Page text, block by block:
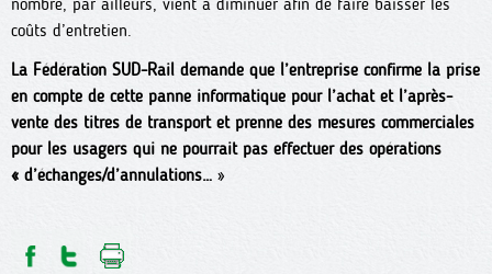
coûts d’entretien.
La Fédération SUD-Rail demande que l’entreprise confirme la prise
en compte de cette panne informatique pour l’achat et l’après-
vente des titres de transport et prenne des mesures commerciales
pour les usagers qui ne pourrait pas effectuer des opérations
« d’échanges/d’annulations… »